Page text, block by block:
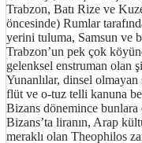
Trabzon, Batı Rize ve
öncesinde) Rumlar
yerini tuluma, Samsun ve
Trabzon’un pek çok
gelenksel enstruman olan
Yunanlılar, dinsel olmayan
flüt ve o-tuz telli kanuna
Bizans dönemince
Bizans’ta liranın, Arap
meraklı olan Theophilos